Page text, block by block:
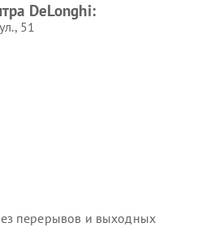
DeLonghi:
51
перерывов и выходных